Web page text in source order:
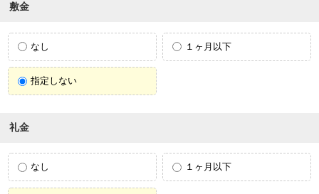
敷金
なし １ヶ月以下
指定しない
礼金
なし １ヶ月以下